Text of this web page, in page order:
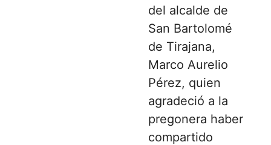
del alcalde de
San Bartolomé
de Tirajana,
Marco Aurelio
Pérez, quien
agradeció a la
pregonera haber
compartido